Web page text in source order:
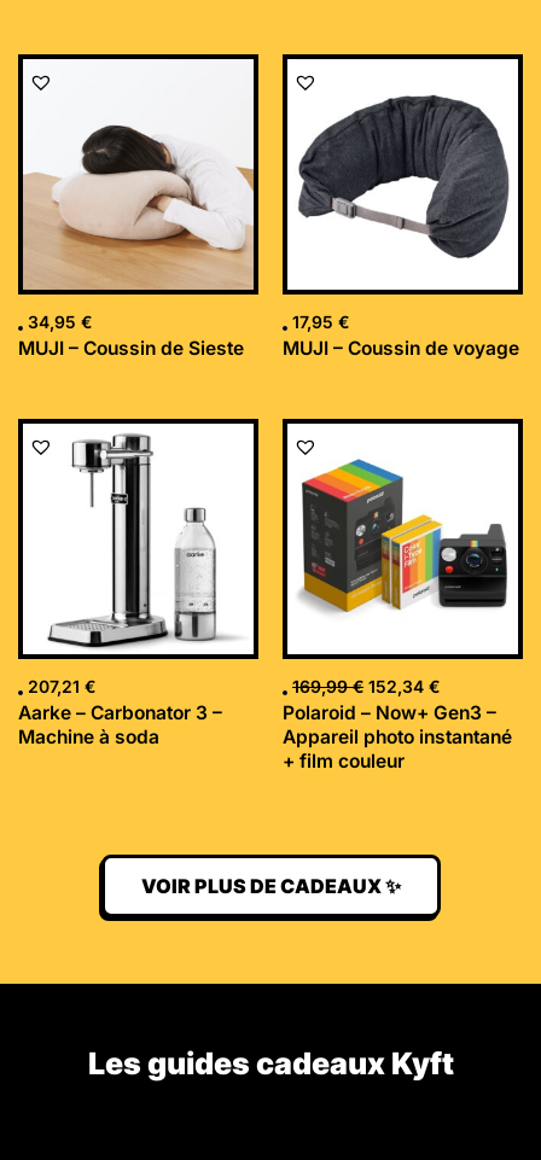
34,95 €
MUJI – Coussin de Sieste
17,95 €
MUJI – Coussin de voyage
207,21 €
Aarke – Carbonator 3 –
Machine à soda
169,99€
Le
initial
était :
169,99 €.
152,34 €
Le
Polaroid – Now+ Gen3 –
Appareil photo instantané
+ film couleur
VOIR PLUS DE CADEAUX ✨
Les guides cadeaux Kyft​